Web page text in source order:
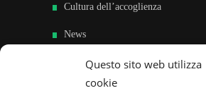
Questo sito web utilizza
cookie
Cultura dell’accoglienza
News
Sedi e Contatti
Sostieni